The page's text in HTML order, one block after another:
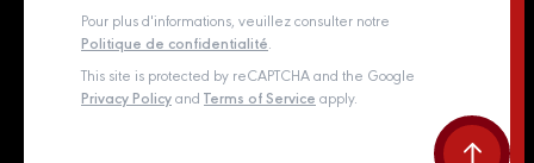
Pour plus d'informations, veuillez consulter notre
Politique de confidentialité
This site is protected by reCAPTCHA and the Google
Privacy Policyand Terms of Service apply.